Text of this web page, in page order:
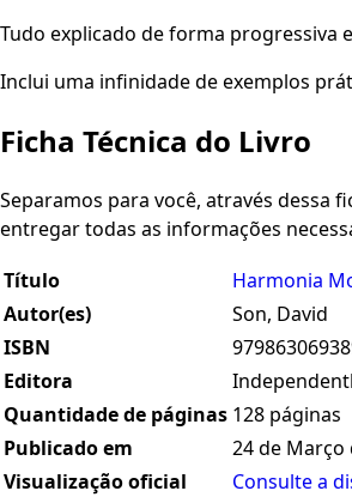
Tudo explicado de forma progressiva
Inclui uma infinidade de exemplos
Ficha Técnica do Livro
Separamos para você, através dessa
entregar todas as informações
Título
Harmonia
Autor(es)
Son, David
ISBN
Editora
Quantidade de páginas 128 páginas
Publicado em
24 de Março
Visualização oficial
Consulte a